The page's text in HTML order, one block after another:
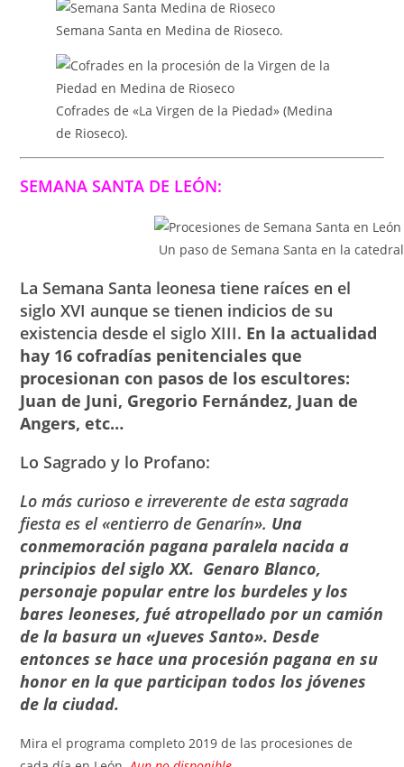
Semana Santa en Medina de Rioseco.
Cofrades de «La Virgen de la Piedad» (Medina
de Rioseco).
SEMANA SANTA DE LEÓN:
Un paso de Semana Santa en la
La Semana Santa leonesa tiene raíces en el
siglo XVI aunque se tienen indicios de su
existencia desde el siglo XIII. En la actualidad
hay 16 cofradías penitenciales que
procesionan con pasos de los escultores:
Juan de Juni, Gregorio Fernández, Juan de
Angers, etc…
Lo Sagrado y lo Profano:
Lo más curioso e irreverente de esta sagrada
fiesta es el «entierro de Genarín». Una
conmemoración pagana paralela nacida a
principios del siglo XX. Genaro Blanco,
personaje popular entre los burdeles y los
bares leoneses, fué atropellado por un camión
de la basura un «Jueves Santo». Desde
entonces se hace una procesión pagana en su
honor en la que participan todos los jóvenes
de la ciudad.
Mira el programa completo 2019 de las procesiones de